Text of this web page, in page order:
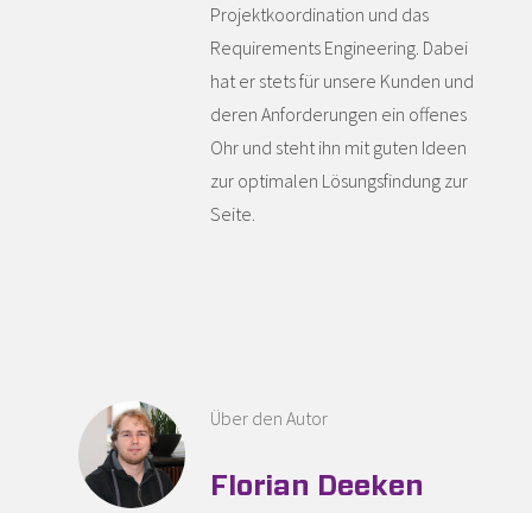
Projektkoordination und das
Requirements Engineering. Dabei
hat er stets für unsere Kunden und
deren Anforderungen ein offenes
Ohr und steht ihn mit guten Ideen
zur optimalen Lösungsfindung zur
Seite.
Über den Autor
Florian Deeken